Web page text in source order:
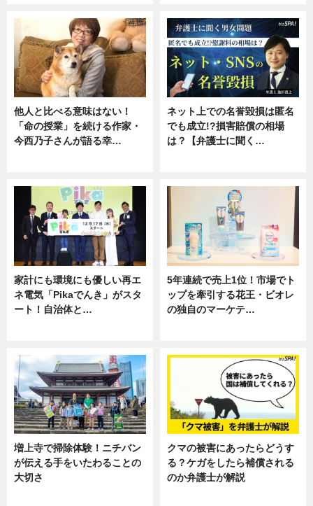
他人と比べる意味はない！
「命の授業」を続ける作家・
今西乃子さんが語る幸…
ネット上での名誉毀損は匿名
でも成立!?損害賠償の相場
は？【弁護士に聞く…
家計にも環境にも優しい再エ
ネ電気「Pikaでんき」がスタ
ート！自治体と…
5年連続で売上1位！市場でト
ップを牽引する花王・ビオレ
の独自のマーケテ…
増上寺で掃除体験！ニチバン
が伝える手をいたわることの
大切さ
クマの被害にあったらどうす
る？ケガをしたら補償される
のか弁護士が解説